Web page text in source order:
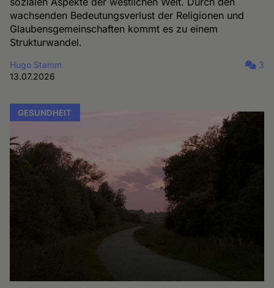
wachsenden Bedeutungsverlust der Religionen und
Glaubensgemeinschaften kommt es zu einem
Strukturwandel.
Hugo Stamm
13.07.2026
3
GESUNDHEIT